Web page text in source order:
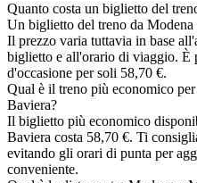
Quanto costa un biglietto del
Un biglietto del treno da
Il prezzo varia tuttavia in base
biglietto e all'orario di viaggio. È
d'occasione per soli 58,70 €.
Qual è il treno più economico
Baviera?
Il biglietto più economico
Baviera costa 58,70 €. Ti
evitando gli orari di punta per
conveniente.